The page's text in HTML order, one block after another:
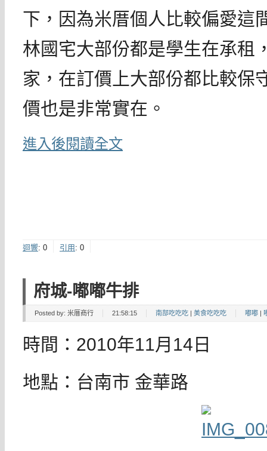
下，因為米厝個人比較偏愛這
林國宅大部份都是學生在承租
家，在訂價上大部份都比較保
價也是非常實在。
進入後閱讀全文
迴響: 0 引用 : 0
府城-嘟嘟牛排
Posted by: 米厝商行 21:58:15 南部吃吃吃 | 美食吃吃吃 嘟嘟 |
時間：2010年11月14日
地點：台南市 金華路